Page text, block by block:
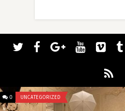
0 UNCATEGORIZED